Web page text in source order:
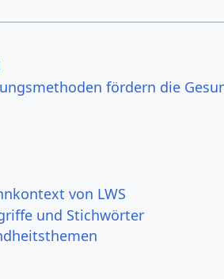
fördern die
von LWS
und Stichwörter